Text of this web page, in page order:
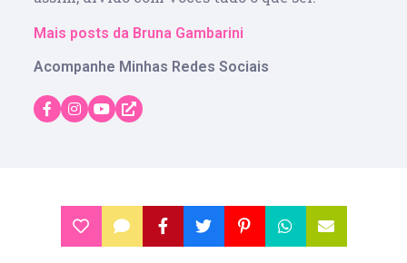
Mais posts da Bruna Gambarini
Acompanhe Minhas Redes Sociais